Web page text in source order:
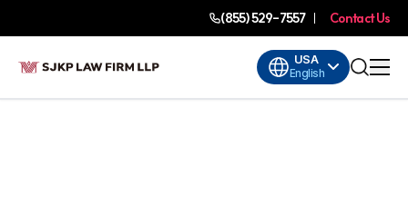
(855) 529-7557 Contact Us
USA
English